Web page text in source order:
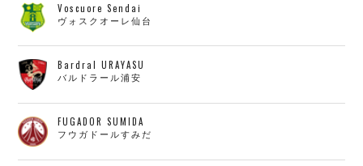
Voscuore Sendai
ヴォスクオーレ仙台
Bardral URAYASU
バルドラール浦安
FUGADOR SUMIDA
フウガドールすみだ